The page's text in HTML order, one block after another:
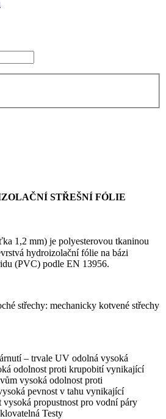
STŘEŠNÍ FÓLIE
1,2 mm) je polyesterovou tkaninou
hydroizolační fólie na bázi
(PVC) podle EN 13956.
střechy: mechanicky kotvené střechy
– trvale UV odolná vysoká
odolnost proti krupobití vynikající
vysoká odolnost proti
pevnost v tahu vynikající
propustnost pro vodní páry
Testy